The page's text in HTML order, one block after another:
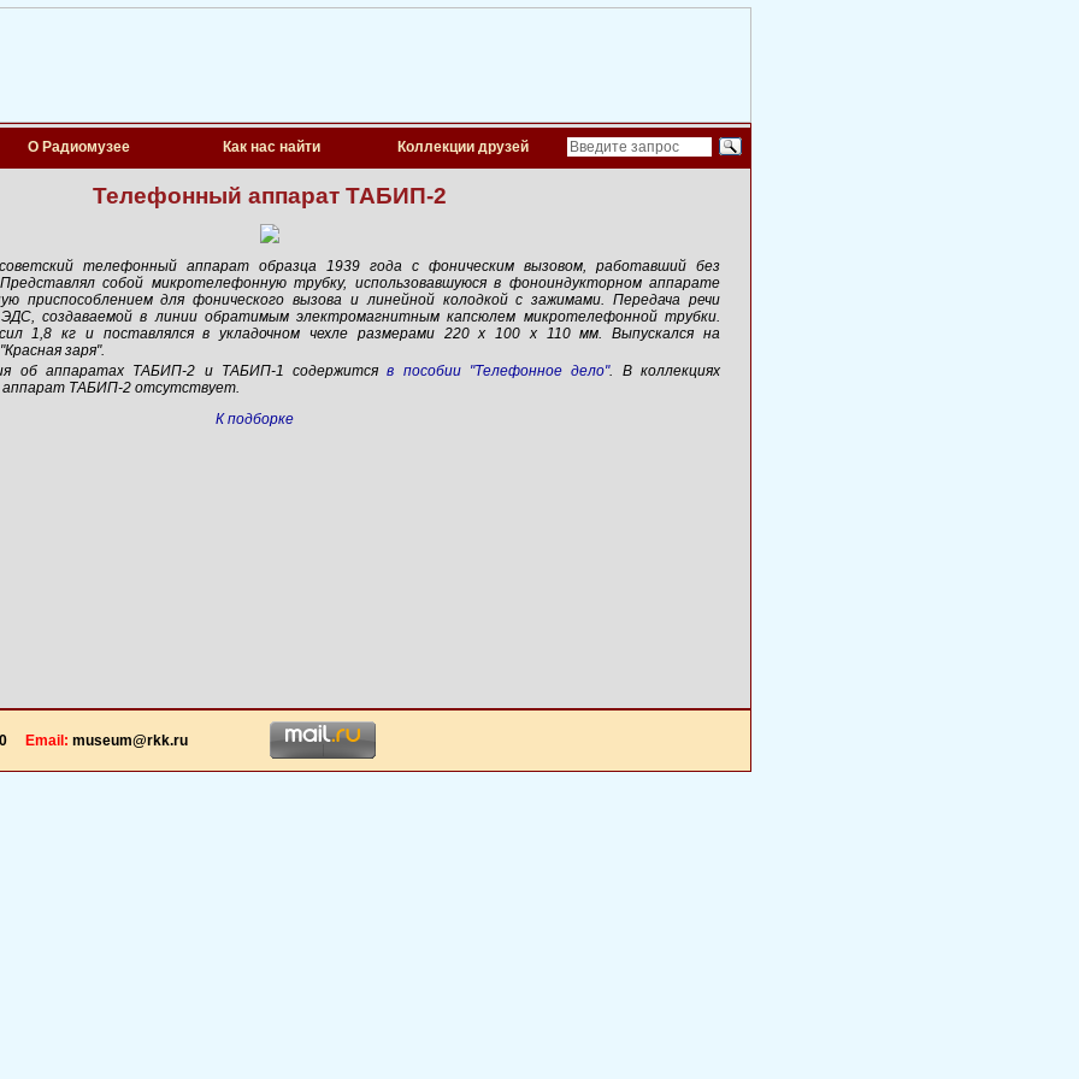
О Радиомузее Как нас найти Коллекции друзей
Телефонный аппарат ТАБИП-2
телефонный аппарат образца 1939 года с фоническим вызовом, работавший без
собой микротелефонную трубку, использовавшуюся в фоноиндукторном аппарате
приспособлением для фонического вызова и линейной колодкой с зажимами. Передача речи
создаваемой в линии обратимым электромагнитным капсюлем микротелефонной трубки.
1,8 кг и поставлялся в укладочном чехле размерами 220 х 100 х 110 мм.
Выпускался на
"Красная заря".
об аппаратах ТАБИП-2 и ТАБИП-1 содержитсяв пособии "Телефонное дело". В коллекциях
аппарат ТАБИП-2 отсутствует.
К подборке
Email: museum@rkk.ru